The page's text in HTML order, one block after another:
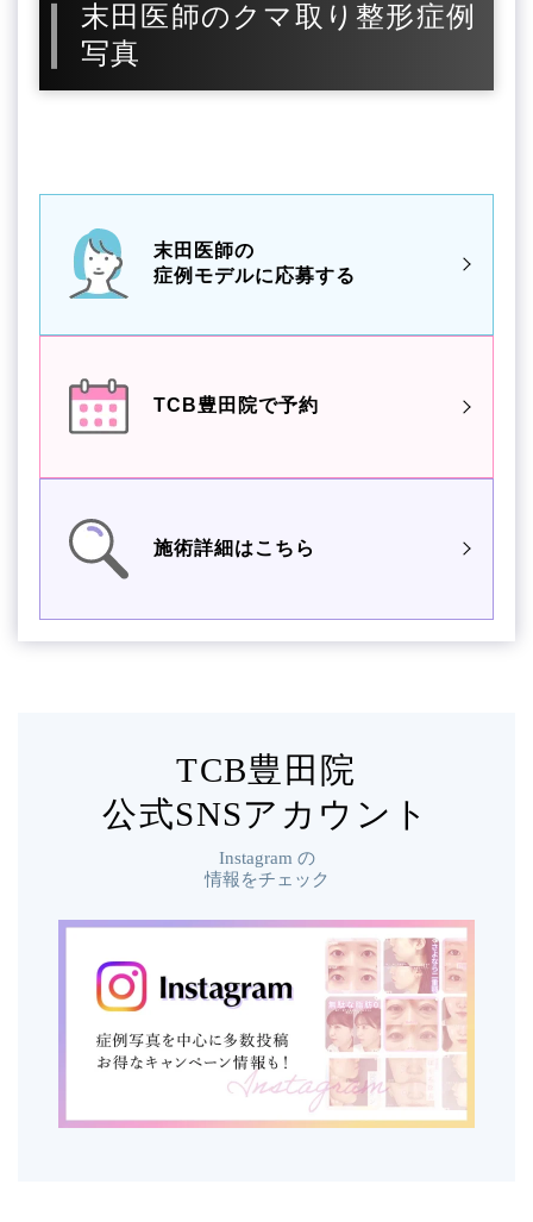
末田医師のクマ取り整形症例
写真
末田医師の
症例モデルに応募する
TCB豊田院で予約
施術詳細はこちら
TCB豊田院
公式SNSアカウント
Instagram の
情報をチェック